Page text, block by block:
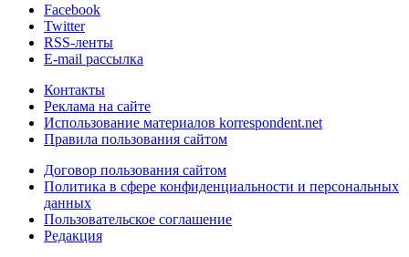
Facebook
Twitter
RSS-ленты
E-mail рассылка
Контакты
Реклама на сайте
Использование материалов korrespondent.net
Правила пользования сайтом
Договор пользования сайтом
Политика в сфере конфиденциальности и персональных
данных
Пользовательское соглашение
Редакция